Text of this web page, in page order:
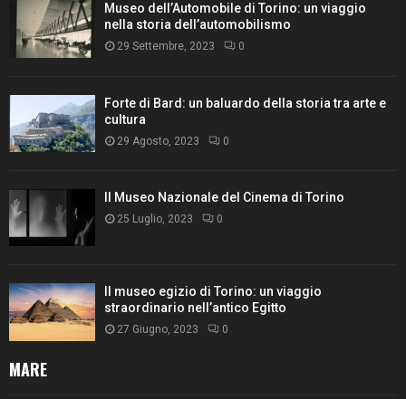
Museo dell’Automobile di Torino: un viaggio
nella storia dell’automobilismo
29 Settembre, 2023 0
Forte di Bard: un baluardo della storia tra arte e
cultura
29 Agosto, 2023 0
Il Museo Nazionale del Cinema di Torino
25 Luglio, 2023 0
Il museo egizio di Torino: un viaggio
straordinario nell’antico Egitto
27 Giugno, 2023 0
MARE